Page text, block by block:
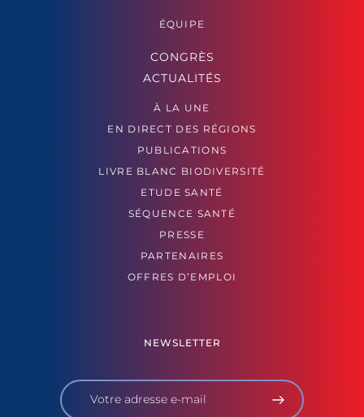
ÉQUIPE
CONGRÈS
ACTUALITÉS
À LA UNE
EN DIRECT DES RÉGIONS
PUBLICATIONS
LIVRE BLANC BIODIVERSITÉ
ETUDE SANTÉ
SÉQUENCE SANTÉ
PRESSE
PARTENAIRES
OFFRES D’EMPLOI
NEWSLETTER